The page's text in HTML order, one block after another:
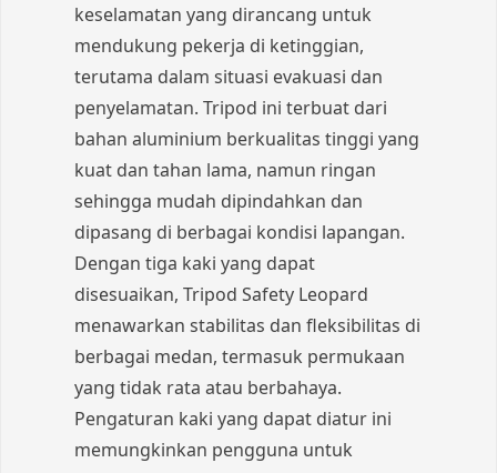
keselamatan yang dirancang untuk
mendukung pekerja di ketinggian,
terutama dalam situasi evakuasi dan
penyelamatan. Tripod ini terbuat dari
bahan aluminium berkualitas tinggi yang
kuat dan tahan lama, namun ringan
sehingga mudah dipindahkan dan
dipasang di berbagai kondisi lapangan.
Dengan tiga kaki yang dapat
disesuaikan, Tripod Safety Leopard
menawarkan stabilitas dan fleksibilitas di
berbagai medan, termasuk permukaan
yang tidak rata atau berbahaya.
Pengaturan kaki yang dapat diatur ini
memungkinkan pengguna untuk